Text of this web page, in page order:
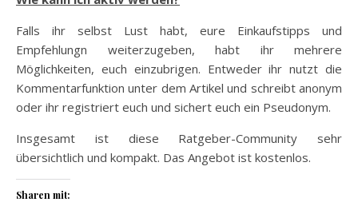
Falls ihr selbst Lust habt, eure Einkaufstipps und
Empfehlungn weiterzugeben, habt ihr mehrere
Möglichkeiten, euch einzubrigen. Entweder ihr nutzt die
Kommentarfunktion unter dem Artikel und schreibt anonym
oder ihr registriert euch und sichert euch ein Pseudonym.
Insgesamt ist diese Ratgeber-Community sehr
übersichtlich und kompakt. Das Angebot ist kostenlos.
Sharen mit: